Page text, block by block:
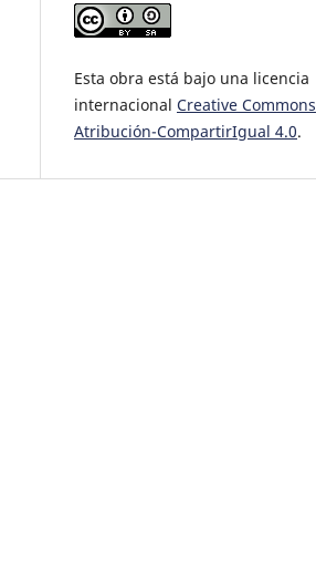
Esta obra está bajo una licencia
internacional Creative Commons
Atribución-CompartirIgual 4.0.